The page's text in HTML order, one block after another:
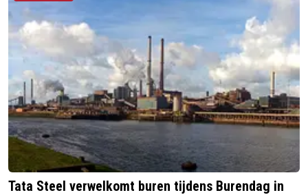
Tata Steel verwelkomt buren tijdens Burendag in